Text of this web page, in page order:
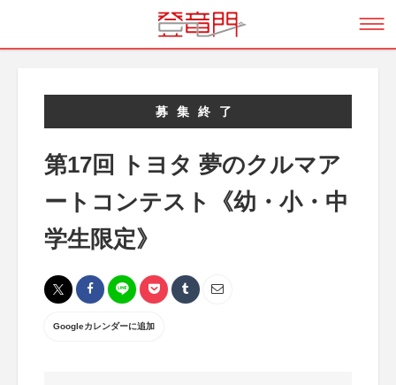
募集終了
第17回 トヨタ 夢のクルマア
ートコンテスト《幼・小・中
学生限定》
Googleカレンダーに追加